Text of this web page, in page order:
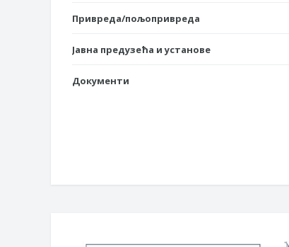
Привреда/пољопривреда
Јавна предузећа и установе
Документи